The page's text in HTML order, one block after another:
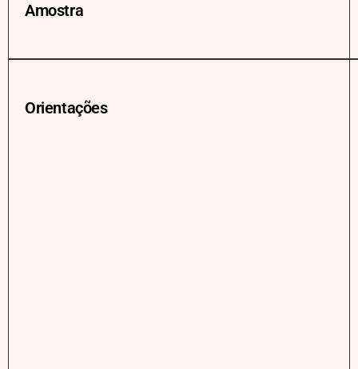
Amostra
Orientações